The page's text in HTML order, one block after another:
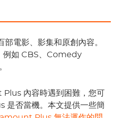
電影、影集和原創內容。
例如 CBS、Comedy
內容時遇到困難，您可
否當機。本文提供一些簡